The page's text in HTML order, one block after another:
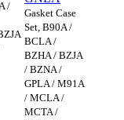
/
Gasket Case
Set, B90A /
BCLA /
BZHA / BZJA
/ BZNA /
GPLA / M91A
/ MCLA /
MCTA /